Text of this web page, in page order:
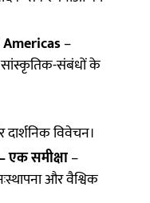
–
सांस्कृतिक-संबंधों के
विवेचन।
एक समीक्षा–
और वैश्विक